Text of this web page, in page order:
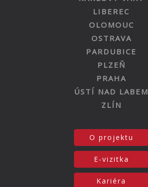
LIBEREC
OLOMOUC
OSTRAVA
PARDUBICE
PLZEŇ
PRAHA
ÚSTÍ NAD LABEM
ZLÍN
O projektu
E-vizitka
Kariéra